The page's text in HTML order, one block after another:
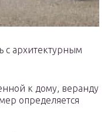
с архитектурным
к дому, веранду
определяется